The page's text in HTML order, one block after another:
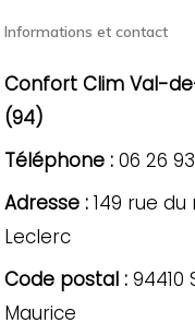
Informations et contact
Confort Clim Val-
(94)
Téléphone :06 26
Adresse :149 rue
Leclerc
Code postal :94410
Maurice